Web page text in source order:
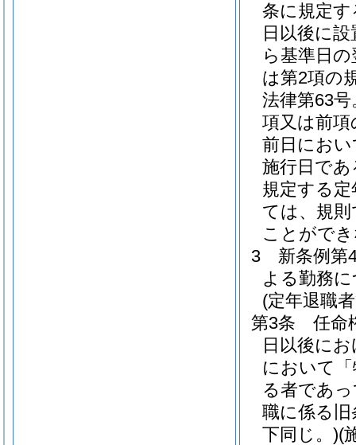
条に規定
日以後に
ら基準日
は第2項の
法律第63
項又は前
前日にお
施行日で
規定する定
ては、規
ことがで
3
新条例第
よる勤務
(定年退職
第3条
任命
日以後に
において
る者であ
職に係る旧
下同じ。)(